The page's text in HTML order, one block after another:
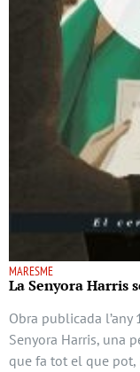
MARESME
La Senyora Harris
Obra publicada
Senyora Harris, una
que fa tot el que pot,